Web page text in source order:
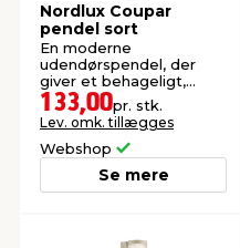
Nordlux Coupar
pendel sort
En moderne
udendørspendel, der
giver et behageligt,
diffust lys
133,00pr. stk.
Lev. omk. tillægges
Webshop
Se mere